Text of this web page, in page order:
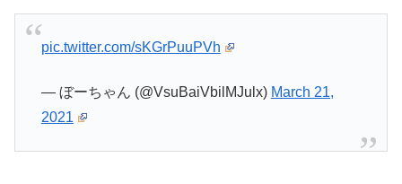
pic.twitter.com/sKGrPuuPVh
— ぼーちゃん (@VsuBaiVbilMJulx) March 21,
2021